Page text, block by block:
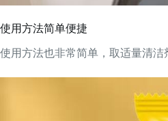
使用方法简单便捷
使用方法也非常简单，取适量清